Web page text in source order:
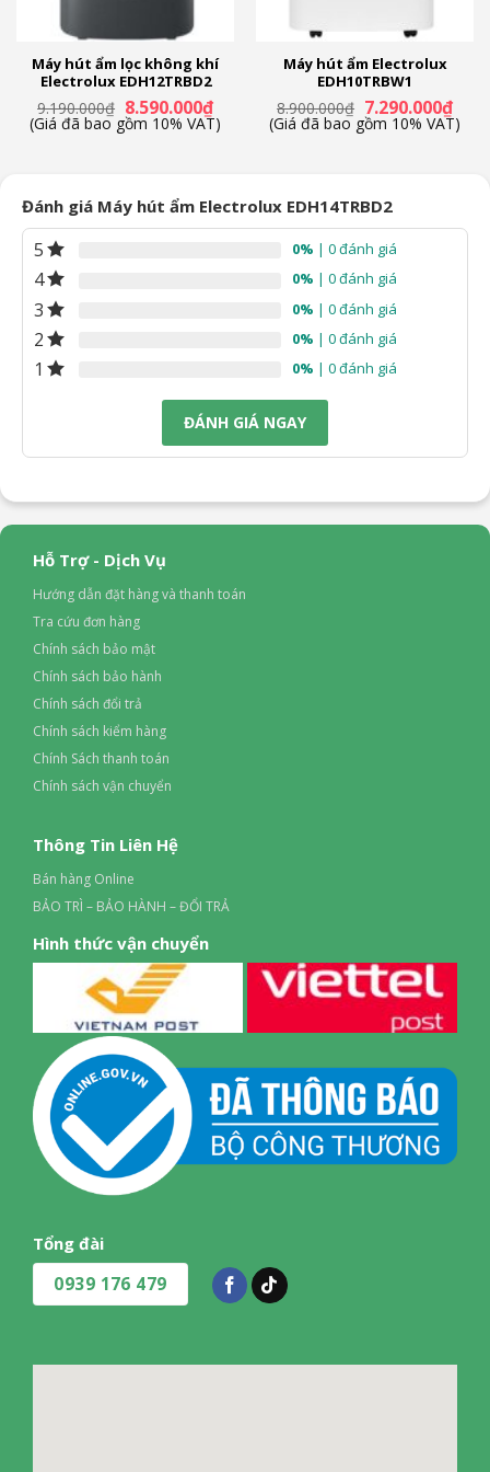
Ngang 37 cm – Cao 60 cm – Sâu 25 cm – Nặng 19.7 kg
Thương hiệu:
Thụy Điển
Sản xuất tại:
2022
Hãng:
Electrolux
Máy hút ẩm lọc không khí
Electrolux EDH12TRBD2
9.190.000₫ Giá
gốc
là:
8.590.000₫Giá
hiện
tại
(Giá đã bao gồm 10% VAT)
Máy hút ẩm Electrolux
EDH10TRBW1
8.900.000₫ Giá
gốc
là:
7.290.000₫Giá
hiện
tại
(Giá đã bao gồm 10% VAT)
Đánh giá Máy hút ẩm Electrolux EDH14TRBD2
5 0% | 0 đánh giá
4 0% | 0 đánh giá
3 0% | 0 đánh giá
2 0% | 0 đánh giá
1 0% | 0 đánh giá
ĐÁNH GIÁ NGAY
Hỗ Trợ - Dịch Vụ
Hướng dẫn đặt hàng và thanh toán
Tra cứu đơn hàng
Chính sách bảo mật
Chính sách bảo hành
Chính sách đổi trả
Chính sách kiểm hàng
Chính Sách thanh toán
Chính sách vận chuyển
Thông Tin Liên Hệ
Bán hàng Online
BẢO TRÌ – BẢO HÀNH – ĐỔI TRẢ
Hình thức vận chuyển
Tổng đài
0939 176 479